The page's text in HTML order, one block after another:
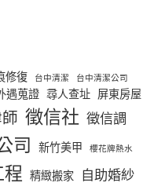
修復 台中清潔
台中清潔公司
遇蒐證 尋人查址 屏東房屋
徵信社 徵信調
司 新竹美甲 櫻花牌熱水
精緻搬家 自助婚紗